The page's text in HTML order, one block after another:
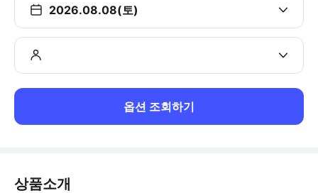
2026.08.08(토)
옵션 조회하기
상품소개